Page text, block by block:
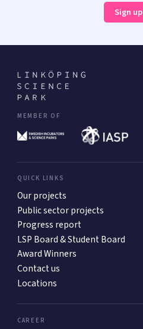
Sign up
MEMBER OF
QUICK LINKS
Our projects
Public sector projects
Progress report
LSP Board & Student Board
Award Winners
Contact us
Locations
CAREER